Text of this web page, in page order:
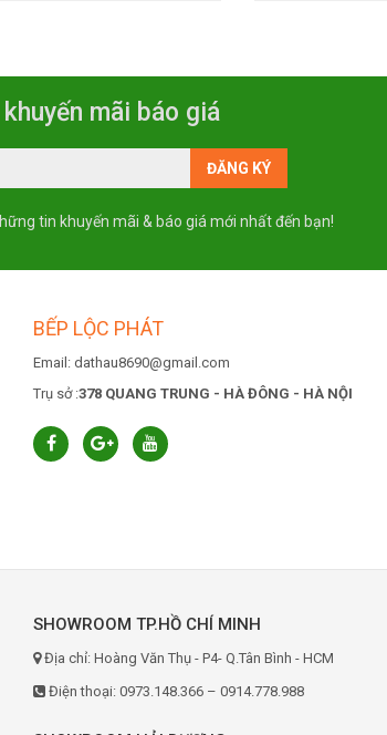
mãi báo giá
tin khuyến mãi & báo giá mới nhất đến bạn!
BẾP LỘC PHÁT
Email: dathau8690@gmail.com
Trụ sở :378 QUANG TRUNG - HÀ ĐÔNG - HÀ NỘI
SHOWROOM TP.HỒ CHÍ MINH
Địa chỉ: Hoàng Văn Thụ - P4- Q.Tân Bình - HCM
Điện thoại: 0973.148.366 – 0914.778.988